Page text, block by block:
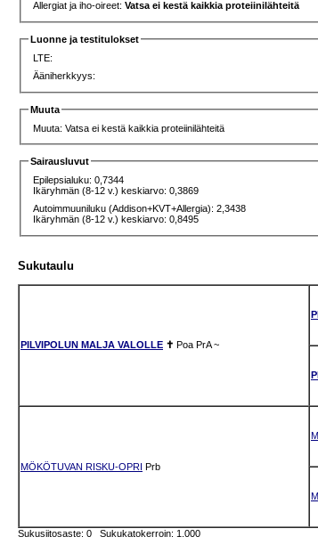
Allergiat ja iho-oireet:Vatsa ei kestä kaikkia proteiinilähteitä
Luonne ja testitulokset
LTE:
Ääniherkkyys:
Muuta
Muuta: Vatsa ei kestä kaikkia proteiinilähteitä
Sairausluvut
Epilepsialuku: 0,7344
Ikäryhmän (8-12 v.) keskiarvo: 0,3869
Autoimmuuniluku (Addison+KVT+Allergia): 2,3438
Ikäryhmän (8-12 v.) keskiarvo: 0,8495
Sukutaulu
PILVIPOLUN MALJA VALOLLE ✝ Poa PrA ~
MÖKÖTUVAN RISKU-OPRI Prb
Sukusiitosaste: 0 Sukukatokerroin: 1.000